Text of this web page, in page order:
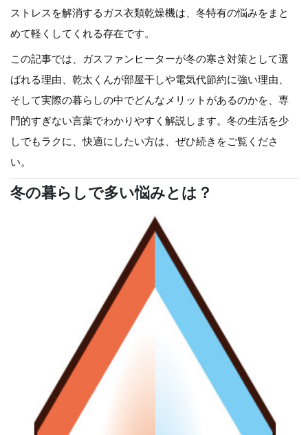
ストレスを解消するガス衣類乾燥機は、冬特有の悩みをまと
めて軽くしてくれる存在です。
この記事では、ガスファンヒーターが冬の寒さ対策として選
ばれる理由、乾太くんが部屋干しや電気代節約に強い理由、
そして実際の暮らしの中でどんなメリットがあるのかを、専
門的すぎない言葉でわかりやすく解説します。冬の生活を少
しでもラクに、快適にしたい方は、ぜひ続きをご覧くださ
い。
冬の暮らしで多い悩みとは？